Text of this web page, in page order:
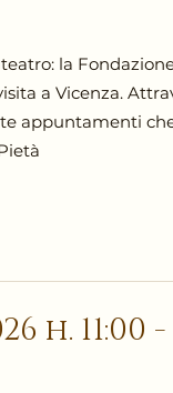
la
a Vicenza.
appuntamenti
h. 11:00 -